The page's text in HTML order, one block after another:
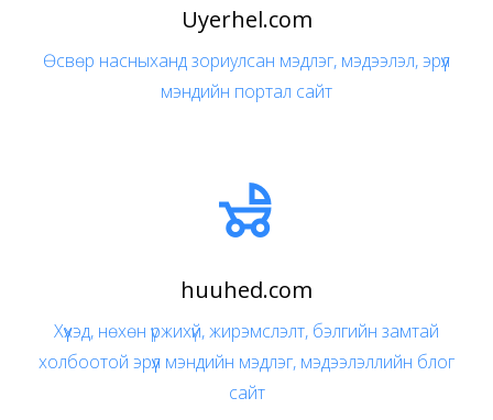
Uyerhel.com
Өсвөр насныханд зориулсан мэдлэг, мэдээлэл, эрүүл
мэндийн портал сайт

huuhed.com
Хүүхэд, нөхөн үржихүй, жирэмслэлт, бэлгийн замтай
холбоотой эрүүл мэндийн мэдлэг, мэдээлэллийн блог
сайт